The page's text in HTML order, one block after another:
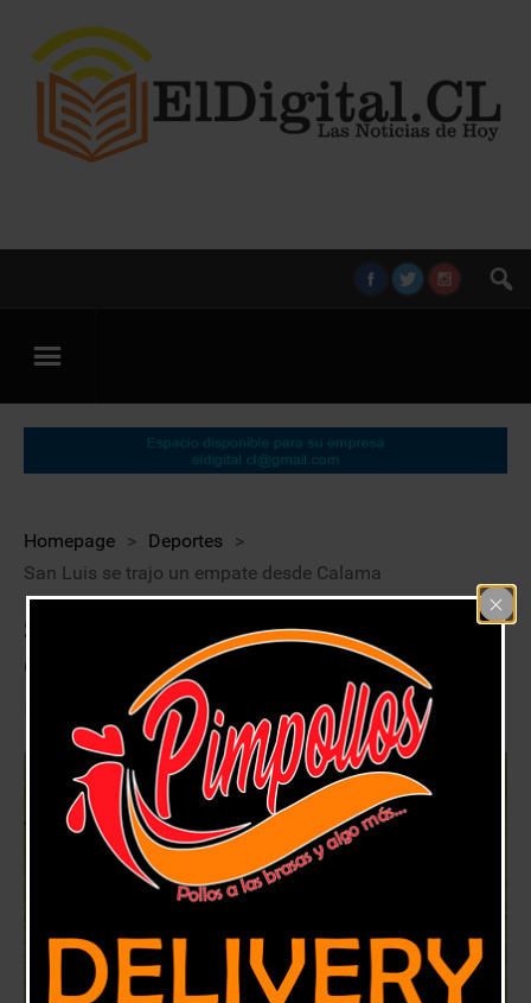
Homepage > Deportes >
San Luis se trajo un empate desde Calama
San Luis se trajo un empate desde
Calama
12 octubre, 2020 Deportes